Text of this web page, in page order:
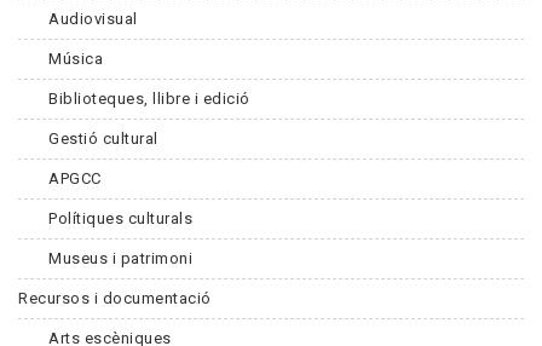
Audiovisual
Música
Biblioteques, llibre i edició
Gestió cultural
APGCC
Polítiques culturals
Museus i patrimoni
Recursos i documentació
Arts escèniques